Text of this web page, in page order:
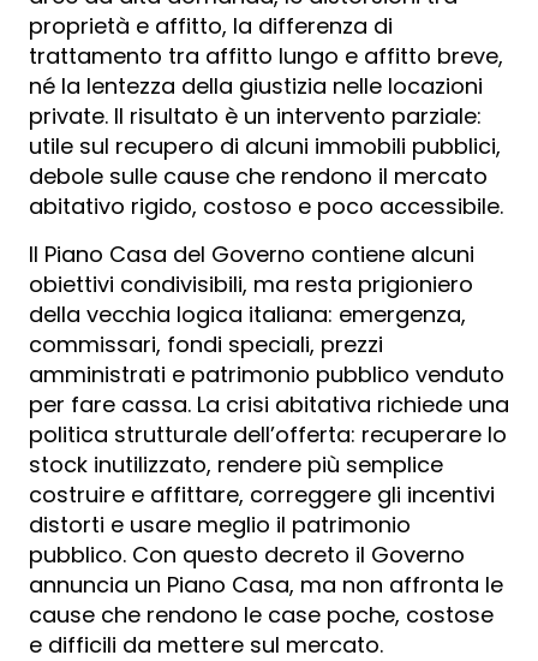
proprietà e affitto, la differenza di
trattamento tra affitto lungo e affitto breve,
né la lentezza della giustizia nelle locazioni
private. Il risultato è un intervento parziale:
utile sul recupero di alcuni immobili pubblici,
debole sulle cause che rendono il mercato
abitativo rigido, costoso e poco accessibile.
Il Piano Casa del Governo contiene alcuni
obiettivi condivisibili, ma resta prigioniero
della vecchia logica italiana: emergenza,
commissari, fondi speciali, prezzi
amministrati e patrimonio pubblico venduto
per fare cassa. La crisi abitativa richiede una
politica strutturale dell’offerta: recuperare lo
stock inutilizzato, rendere più semplice
costruire e affittare, correggere gli incentivi
distorti e usare meglio il patrimonio
pubblico. Con questo decreto il Governo
annuncia un Piano Casa, ma non affronta le
cause che rendono le case poche, costose
e difficili da mettere sul mercato.